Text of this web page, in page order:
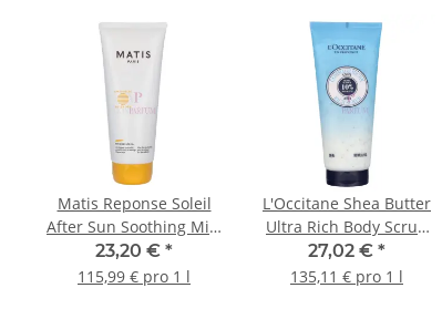
Matis Reponse Soleil
After Sun Soothing Milk
200ml
23,20 € *
115,99 € pro 1 l
L'Occitane Shea Butter
Ultra Rich Body Scrub
200ml
27,02 € *
135,11 € pro 1 l